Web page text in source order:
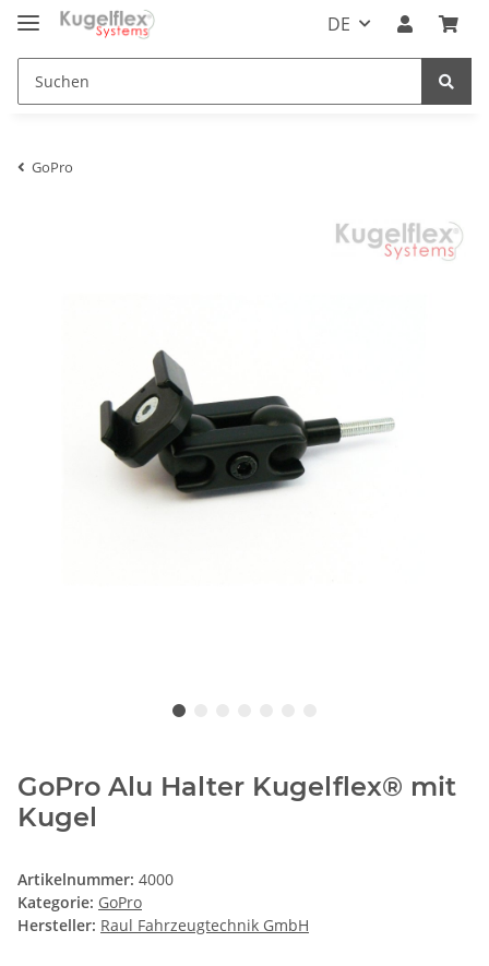
DE
GoPro
GoPro Alu Halter Kugelflex® mit
Kugel
Artikelnummer: 4000
Kategorie: GoPro
Hersteller: Raul Fahrzeugtechnik GmbH